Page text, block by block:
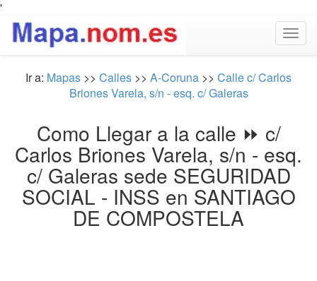
'
Ir a: Mapas >> Calles >> A-Coruna >> Calle c/ Carlos
Briones Varela, s/n - esq. c/ Galeras
Como Llegar a la calle ⏩ c/
Carlos Briones Varela, s/n - esq.
c/ Galeras sede SEGURIDAD
SOCIAL - INSS en SANTIAGO
DE COMPOSTELA